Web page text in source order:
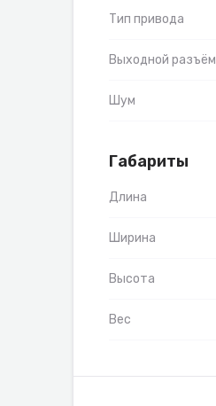
Тип привода
Выходной разъём
Шум
Габариты
Длина
Ширина
Высота
Вес